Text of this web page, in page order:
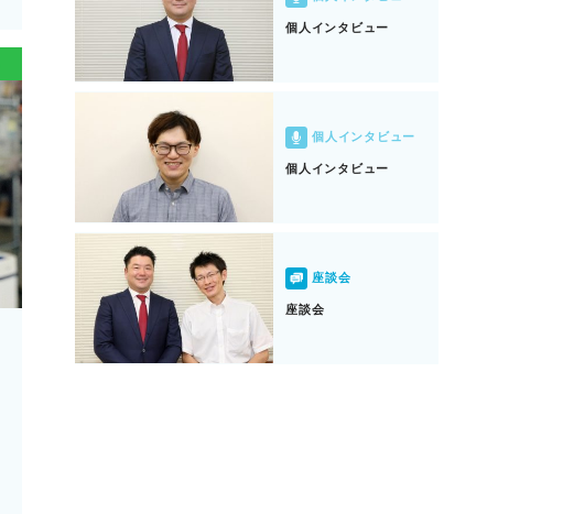
個人インタビュー
個人インタビュー
個人インタビュー
座談会
座談会